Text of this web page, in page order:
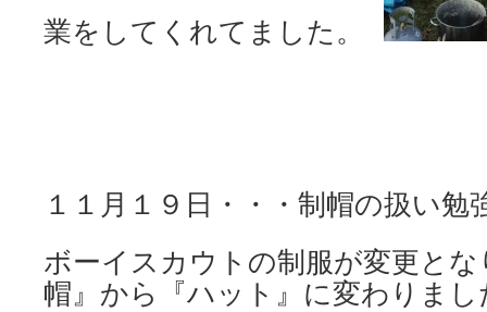
業をしてくれてました。
１１月１９日・・・制帽の扱い勉
ボーイスカウトの制服が変更と
帽』から『ハット』に変わりまし